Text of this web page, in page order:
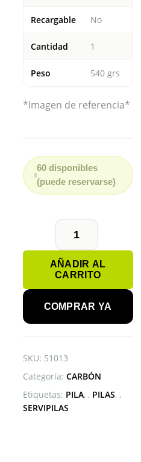
Recargable No
Cantidad 1
Peso 540 grs
*Imagen de referencia*
60 disponibles
(puede reservarse)
PILA
6V
EVEREADY
cantidad
AÑADIR AL
CARRITO
COMPRAR YA
SKU: 51013
Categoría: CARBÓN
Etiquetas: PILA , PILAS ,
SERVIPILAS